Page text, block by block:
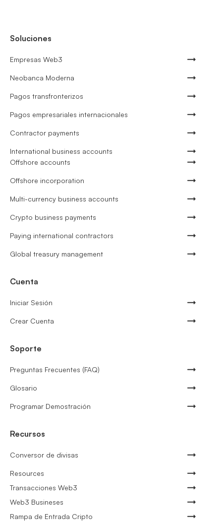
Soluciones
Empresas Web3
Neobanca Moderna
Pagos transfronterizos
Pagos empresariales internacionales
Contractor payments
International business accounts
Offshore accounts
Offshore incorporation
Multi-currency business accounts
Crypto business payments
Paying international contractors
Global treasury management
Cuenta
Iniciar Sesión
Crear Cuenta
Soporte
Preguntas Frecuentes (FAQ)
Glosario
Programar Demostración
Recursos
Conversor de divisas
Resources
Transacciones Web3
Web3 Busineses
Rampa de Entrada Cripto